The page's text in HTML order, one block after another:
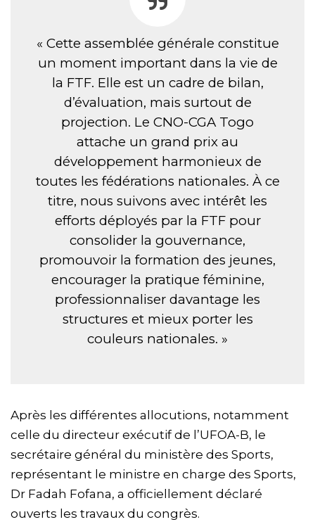
« Cette assemblée générale constitue
un moment important dans la vie de
la FTF. Elle est un cadre de bilan,
d’évaluation, mais surtout de
projection. Le CNO-CGA Togo
attache un grand prix au
développement harmonieux de
toutes les fédérations nationales. À ce
titre, nous suivons avec intérêt les
efforts déployés par la FTF pour
consolider la gouvernance,
promouvoir la formation des jeunes,
encourager la pratique féminine,
professionnaliser davantage les
structures et mieux porter les
couleurs nationales. »
Après les différentes allocutions, notamment
celle du directeur exécutif de l’UFOA-B, le
secrétaire général du ministère des Sports,
représentant le ministre en charge des Sports,
Dr Fadah Fofana, a officiellement déclaré
ouverts les travaux du congrès.